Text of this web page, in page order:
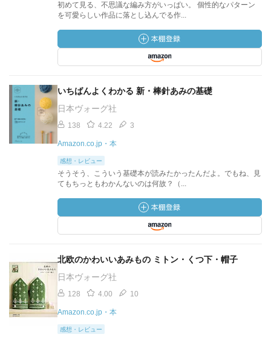
初めて見る、不思議な編み方がいっぱい。 個性的なパターン
を可愛らしい作品に落とし込んでる作...
いちばんよくわかる 新・棒針あみの基礎
日本ヴォーグ社
138 4.22 3
Amazon.co.jp・本
感想・レビュー
そうそう、こういう基礎本が読みたかったんだよ。でもね、見
てもちっともわかんないのは何故？（...
北欧のかわいいあみもの ミトン・くつ下・帽子
日本ヴォーグ社
128 4.00 10
Amazon.co.jp・本
感想・レビュー